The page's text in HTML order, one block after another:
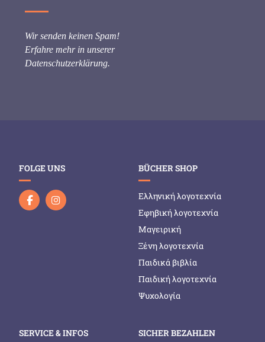
Wir senden keinen Spam!
Erfahre mehr in unserer
Datenschutzerklärung.
FOLGE UNS BÜCHER SHOP
Ελληνική λογοτεχνία
Εφηβική λογοτεχνία
Μαγειρική
Ξένη λογοτεχνία
Παιδικά βιβλία
Παιδική λογοτεχνία
Ψυχολογία
SERVICE & INFOS SICHER BEZAHLEN